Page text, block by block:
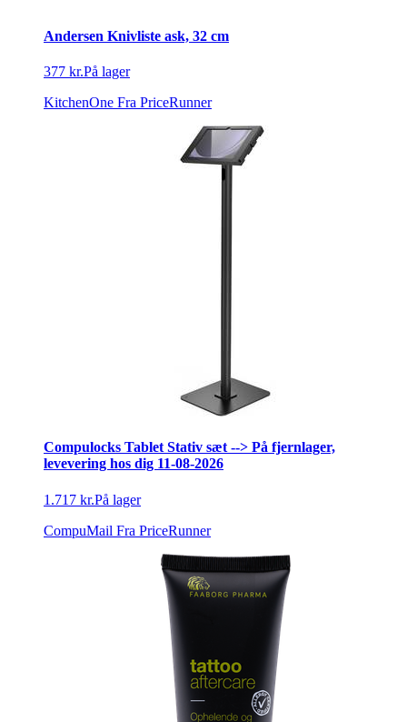
Andersen Knivliste ask, 32 cm
377 kr.På lager
KitchenOne Fra PriceRunner
Compulocks Tablet Stativ sæt --> På fjernlager,
levevering hos dig 11-08-2026
1.717 kr.På lager
CompuMail Fra PriceRunner